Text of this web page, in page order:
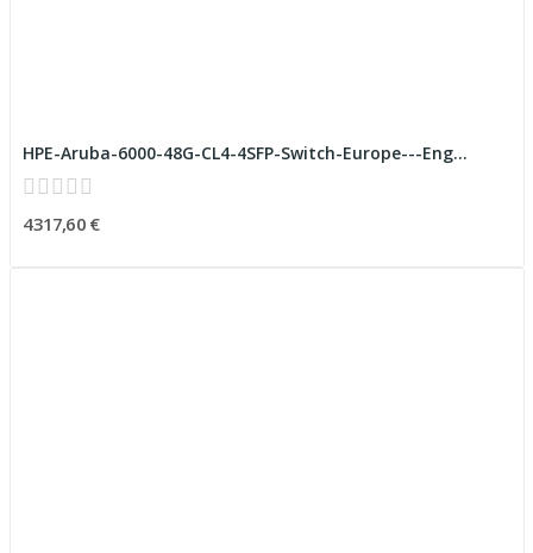
HPE-Aruba-6000-48G-CL4-4SFP-Switch-Europe---Eng...
4 317,60 €